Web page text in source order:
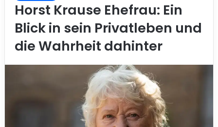
Horst Krause Ehefrau: Ein
Blick in sein Privatleben und
die Wahrheit dahinter